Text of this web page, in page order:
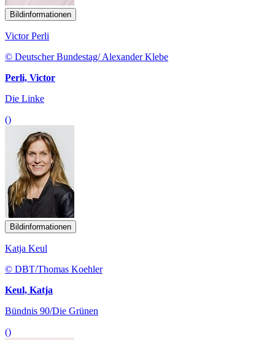
Bildinformationen
Victor Perli
© Deutscher Bundestag/ Alexander Klebe
Perli, Victor
Die Linke
()
Bildinformationen
Katja Keul
© DBT/Thomas Koehler
Keul, Katja
Bündnis 90/Die Grünen
()